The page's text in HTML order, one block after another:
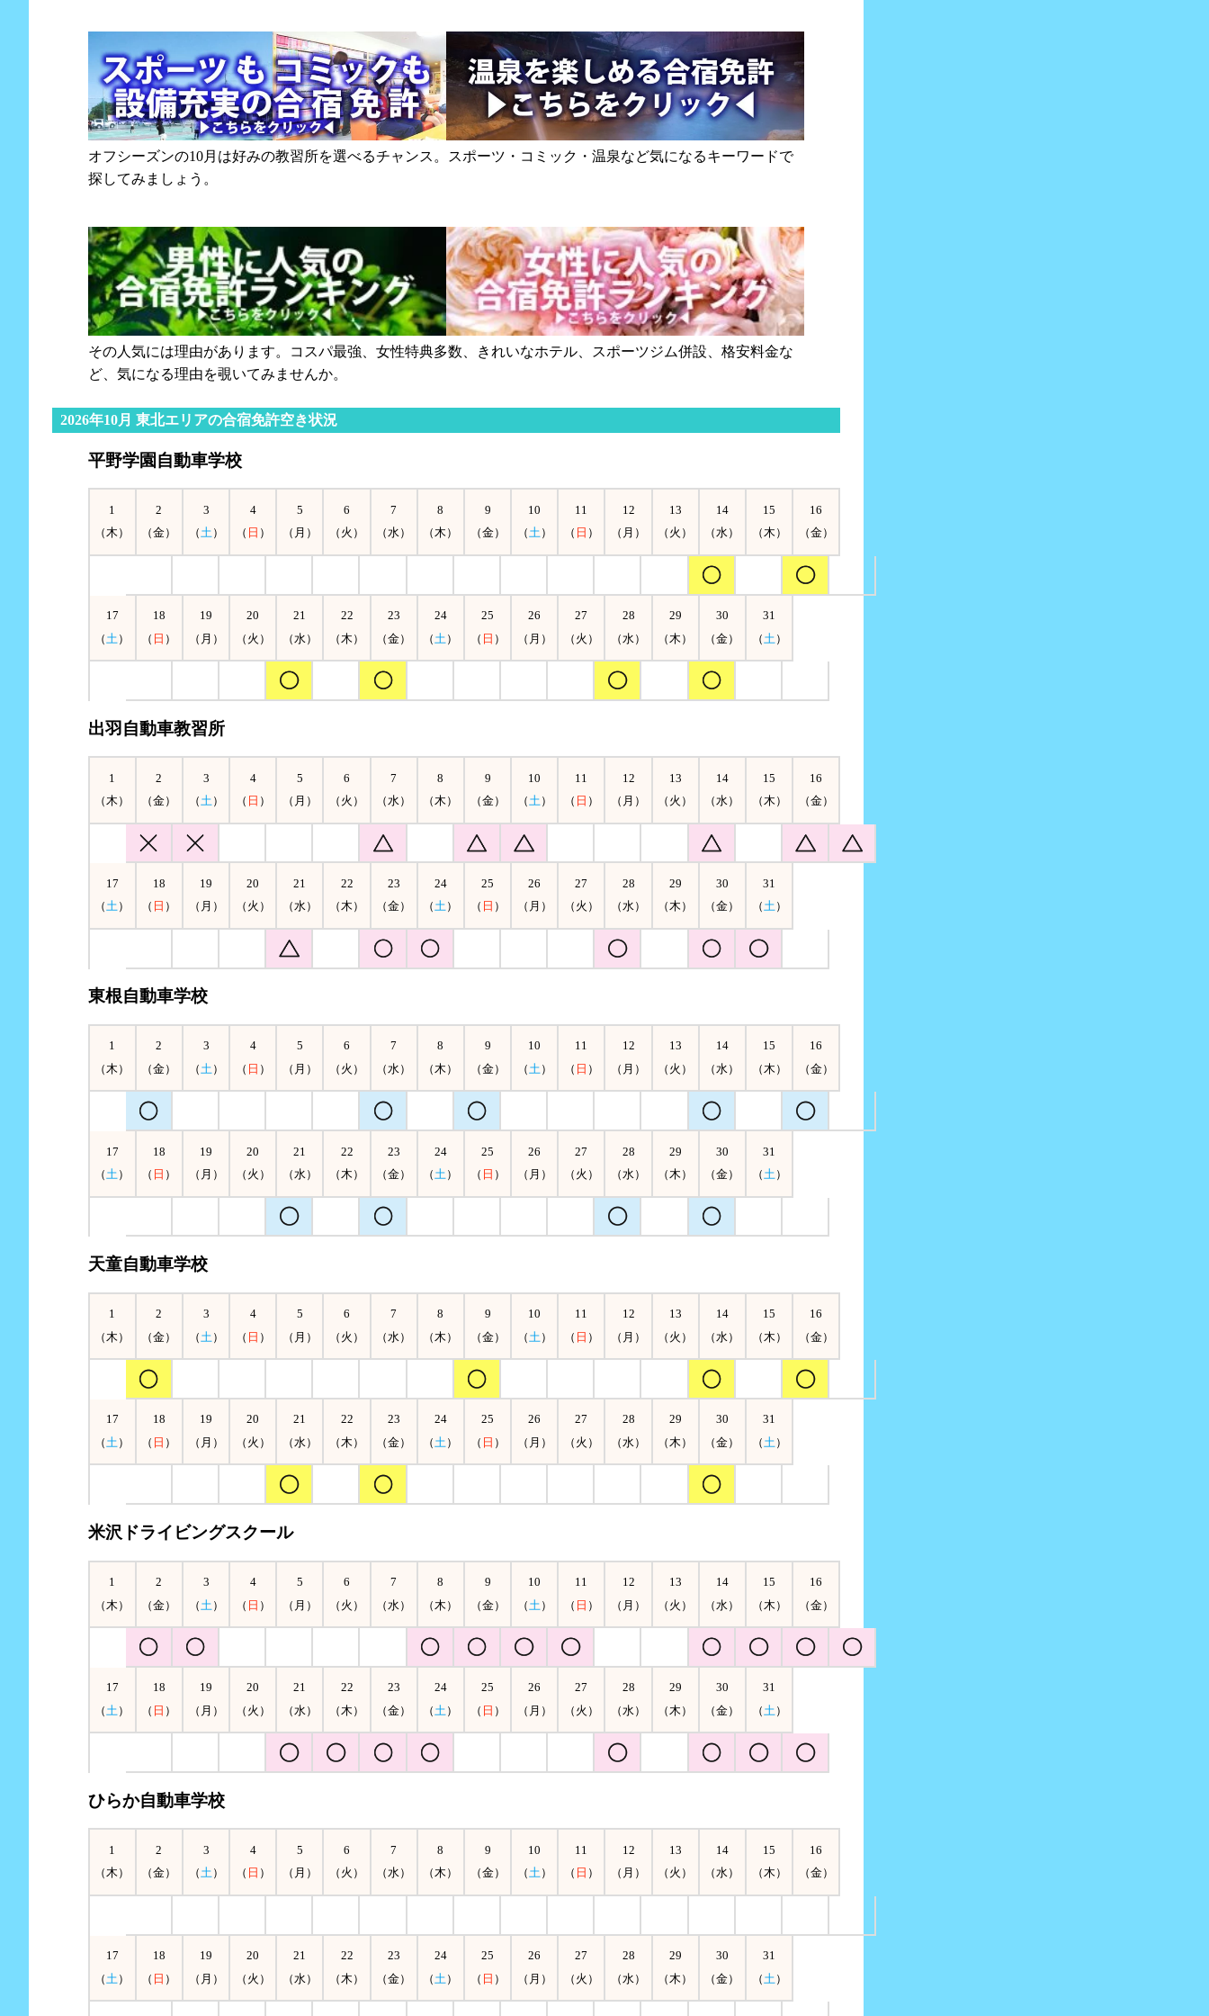
オフシーズンの10月は好みの教習所を選べるチャンス。スポーツ・コミック・温泉など気になるキーワードで
探してみましょう。
その人気には理由があります。コスパ最強、女性特典多数、きれいなホテル、スポーツジム併設、格安料金な
ど、気になる理由を覗いてみませんか。
2026年10月 東北エリアの合宿免許空き状況
平野学園自動車学校
1
（木）
2
（金）
3
（土）
4
（ 日 ）
5
（月）
6
（火）
7
（水）
8
（木）
9
（金）
10
（土）
11
（ 日 ）
12
（月）
13
（火）
14
（水）
15
（木）
16
（金）
17
（ 土 ）
18
（ 日 ）
19
（月）
20
（火）
21
（水）
22
（木）
23
（金）
24
（ 土 ）
25
（ 日 ）
26
（月）
27
（火）
28
（水）
29
（木）
30
（金）
31
（ 土 ）
出羽自動車教習所
1
（木）
2
（金）
3
（土）
4
（ 日 ）
5
（月）
6
（火）
7
（水）
8
（木）
9
（金）
10
（土）
11
（ 日 ）
12
（月）
13
（火）
14
（水）
15
（木）
16
（金）
17
（土）
18
（ 日 ）
19
（月）
20
（火）
21
（水）
22
（木）
23
（金）
24
（土）
25
（ 日 ）
26
（月）
27
（火）
28
（水）
29
（木）
30
（金）
31
（土）
東根自動車学校
1
（木）
2
（金）
3
（土）
4
（ 日 ）
5
（月）
6
（火）
7
（水）
8
（木）
9
（金）
10
（土）
11
（ 日 ）
12
（月）
13
（火）
14
（水）
15
（木）
16
（金）
17
（土）
18
（ 日 ）
19
（月）
20
（火）
21
（水）
22
（木）
23
（金）
24
（土）
25
（ 日 ）
26
（月）
27
（火）
28
（水）
29
（木）
30
（金）
31
（土）
天童自動車学校
1
（木）
2
（金）
3
（土）
4
（ 日 ）
5
（月）
6
（火）
7
（水）
8
（木）
9
（金）
10
（土）
11
（ 日 ）
12
（月）
13
（火）
14
（水）
15
（木）
16
（金）
17
（土）
18
（ 日 ）
19
（月）
20
（火）
21
（水）
22
（木）
23
（金）
24
（土）
25
（ 日 ）
26
（月）
27
（火）
28
（水）
29
（木）
30
（金）
31
（土）
米沢ドライビングスクール
1
（木）
2
（金）
3
（ 土 ）
4
（ 日 ）
5
（月）
6
（火）
7
（水）
8
（木）
9
（金）
10
（ 土 ）
11
（ 日 ）
12
（月）
13
（火）
14
（水）
15
（木）
16
（金）
17
（ 土 ）
18
（ 日 ）
19
（月）
20
（火）
21
（水）
22
（木）
23
（金）
24
（ 土 ）
25
（ 日 ）
26
（月）
27
（火）
28
（水）
29
（木）
30
（金）
31
（ 土 ）
ひらか自動車学校
1
（木）
2
（金）
3
（土）
4
（ 日 ）
5
（月）
6
（火）
7
（水）
8
（木）
9
（金）
10
（土）
11
（ 日 ）
12
（月）
13
（火）
14
（水）
15
（木）
16
（金）
17
（ 土 ）
18
（ 日 ）
19
（月）
20
（火）
21
（水）
22
（木）
23
（金）
24
（ 土 ）
25
（ 日 ）
26
（月）
27
（火）
28
（水）
29
（木）
30
（金）
31
（ 土 ）